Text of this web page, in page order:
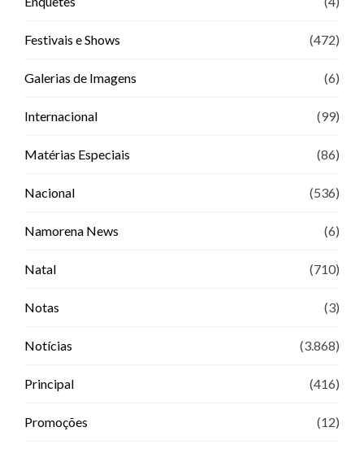
Festivais e Shows (472)
Galerias de Imagens (6)
Internacional (99)
Matérias Especiais (86)
Nacional (536)
Namorena News (6)
Natal (710)
Notas (3)
Notícias (3.868)
Principal (416)
Promoções (12)